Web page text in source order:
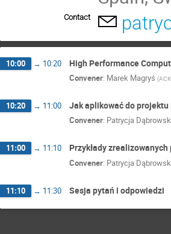
Contact
10:00 → 10:20 High Performance
Convener: Marek Magryś (
10:20 → 11:00 Jak aplikować do
Convener: Patrycja
11:00 → 11:10 Przykłady
Convener: Patrycja
11:10 → 11:30 Sesja pytań i odpowiedzi